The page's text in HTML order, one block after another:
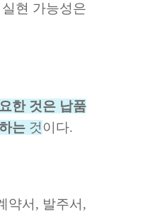
현 가능성은
한 것은 납품
는 것 이다.
약서, 발주서,